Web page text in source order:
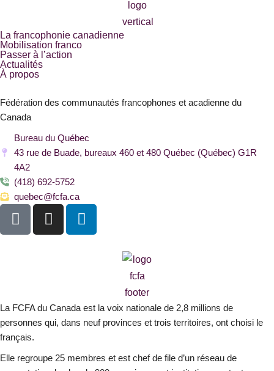
La francophonie canadienne
Mobilisation franco
Passer à l’action
Actualités
À propos
Fédération des communautés francophones et acadienne du
Canada
Bureau du Québec
43 rue de Buade, bureaux 460 et 480 Québec (Québec) G1R
4A2
(418) 692-5752
quebec@fcfa.ca
F
a
o
k
-
s
q
I
n
r
a
m
L
i
i
n
La FCFA du Canada est la voix nationale de 2,8 millions de
personnes qui, dans neuf provinces et trois territoires, ont choisi le
français.
Elle regroupe 25 membres et est chef de file d’un réseau de